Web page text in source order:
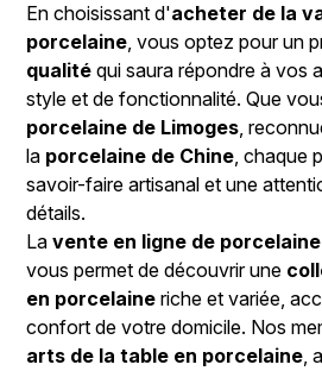
En choisissant d'acheter de la
porcelaine, vous optez pour un
qualité qui saura répondre à vos
style et de fonctionnalité. Que
porcelaine de Limoges,
la porcelaine de Chine, chaque
savoir-faire artisanal et une
détails.
Lavente en ligne de porcelaine
vous permet de découvrir une
en porcelaine riche et variée,
confort de votre domicile. Nos
arts de la table en porcelaine,